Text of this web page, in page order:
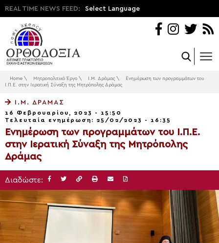
REAL TIME NEWS FEED: Select Language
Home \ Μητροπολιτικό Έργο \ Ι.Μ. Δράμας \
Ενημέρωση των προγραμμάτων του
Ι.Π.Ε. στην Ιερατική Σύναξη της Μητρόπολης Δράμας
Ι.Μ. ΔΡΆΜΑΣ
16 Φεβρουαρίου, 2023 - 15:50
Τελευταία ενημέρωση: 25/02/2023 - 16:35
Ενημέρωση των προγραμμάτων του Ι.Π.Ε.
στην Ιερατική Σύναξη της Μητρόπολης
Δράμας
Διαδώστε: